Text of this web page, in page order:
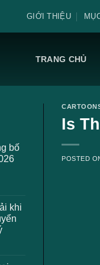
GIỚI THIỆU
TRANG CHỦ
bố
khi
Is
POSTED